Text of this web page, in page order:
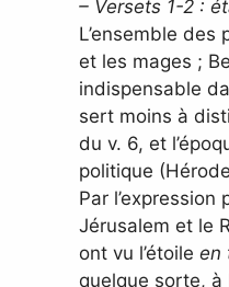
– Versets 1-2 :
L’ensemble
et les mages ;
indispensable
sert moins à
du v. 6, et
politique
Par
Jérusalem et le
ont vu l’étoile en
quelque sorte, à